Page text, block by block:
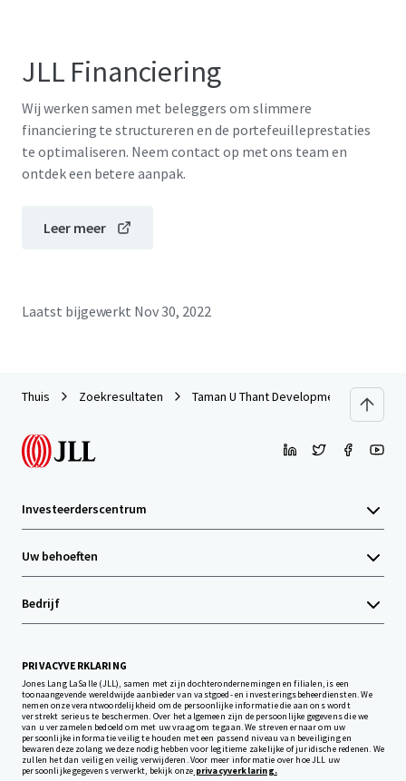
JLL Financiering
Wij werken samen met beleggers om slimmere
financiering te structureren en de portefeuilleprestaties
te optimaliseren. Neem contact op met ons team en
ontdek een betere aanpak.
Leer meer
Laatst bijgewerkt Nov 30, 2022
Thuis Zoekresultaten Taman U Thant Development Land 1.88
Investeerderscentrum
Uw behoeften
Bedrijf
PRIVACYVERKLARING
Jones Lang LaSalle (JLL), samen met zijn dochterondernemingen en filialen, is een
toonaangevende wereldwijde aanbieder van vastgoed- en investeringsbeheerdiensten. We
nemen onze verantwoordelijkheid om de persoonlijke informatie die aan ons wordt
verstrekt serieus te beschermen. Over het algemeen zijn de persoonlijke gegevens die we
van u verzamelen bedoeld om met uw vraag om te gaan. We streven ernaar om uw
persoonlijke informatie veilig te houden met een passend niveau van beveiliging en
bewaren deze zolang we deze nodig hebben voor legitieme zakelijke of juridische redenen. We
zullen het dan veilig en veilig verwijderen. Voor meer informatie over hoe JLL uw
persoonlijke gegevens verwerkt, bekijk onze privacyverklaring.